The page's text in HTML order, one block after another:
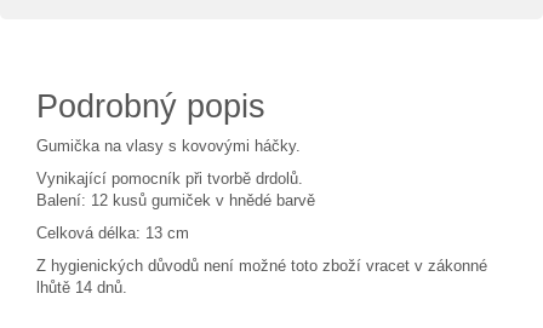
Podrobný popis
Gumička na vlasy s kovovými háčky.
Vynikající pomocník při tvorbě drdolů.
Balení: 12 kusů gumiček v hnědé barvě
Celková délka: 13 cm
Z hygienických důvodů není možné toto zboží vracet v zákonné
lhůtě 14 dnů.